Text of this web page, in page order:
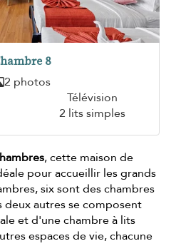
8
2 photos
Télévision
2 lits simples
, cette maison de
pour accueillir les grands
six sont des chambres
autres se composent
et d'une chambre à lits
espaces de vie, chacune